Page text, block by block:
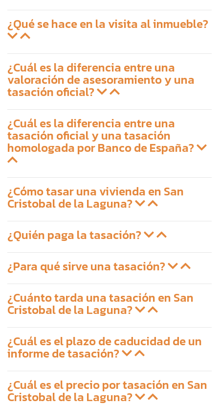
¿Qué se hace en la visita al inmueble?
¿Cuál es la diferencia entre una
valoración de asesoramiento y una
tasación oficial?
¿Cuál es la diferencia entre una
tasación oficial y una tasación
homologada por Banco de España?
¿Cómo tasar una vivienda en San
Cristobal de la Laguna?
¿Quién paga la tasación?
¿Para qué sirve una tasación?
¿Cuánto tarda una tasación en San
Cristobal de la Laguna?
¿Cuál es el plazo de caducidad de un
informe de tasación?
¿Cuál es el precio por tasación en San
Cristobal de la Laguna?